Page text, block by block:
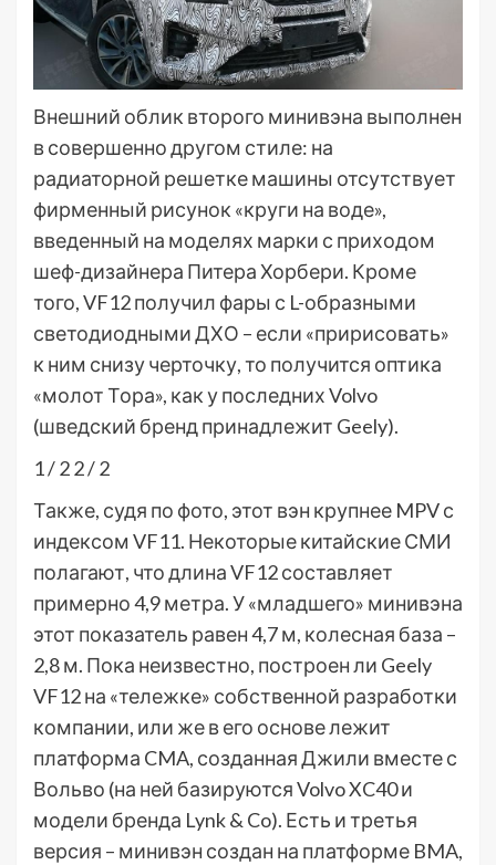
Внешний облик второго минивэна выполнен
в совершенно другом стиле: на
радиаторной решетке машины отсутствует
фирменный рисунок «круги на воде»,
введенный на моделях марки с приходом
шеф-дизайнера Питера Хорбери. Кроме
того, VF12 получил фары с L-образными
светодиодными ДХО – если «пририсовать»
к ним снизу черточку, то получится оптика
«молот Тора», как у последних Volvo
(шведский бренд принадлежит Geely).
1/ 22/ 2
Также, судя по фото, этот вэн крупнее MPV с
индексом VF11. Некоторые китайские СМИ
полагают, что длина VF12 составляет
примерно 4,9 метра. У «младшего» минивэна
этот показатель равен 4,7 м, колесная база –
2,8 м. Пока неизвестно, построен ли Geely
VF12 на «тележке» собственной разработки
компании, или же в его основе лежит
платформа CMA, созданная Джили вместе с
Вольво (на ней базируются Volvo XC40 и
модели бренда Lynk & Co). Есть и третья
версия – минивэн создан на платформе BMA,